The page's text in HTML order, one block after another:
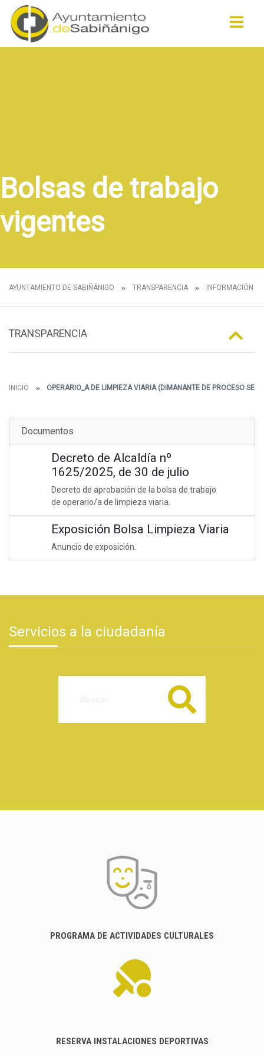
Bolsas de trabajo
vigentes
AYUNTAMIENTO DE SABIÑÁNIGO TRANSPARENCIA INFORMACIÓN
TRANSPARENCIA
INICIO OPERARIO_A DE LIMPIEZA VIARIA (DIMANANTE DE PROCESO
Documentos
Decreto de Alcaldía nº
1625/2025, de 30 de julio
Decreto de aprobación de la bolsa de trabajo
de operario/a de limpieza viaria.
Exposición Bolsa Limpieza Viaria
Anuncio de exposición.
Servicios a la ciudadanía
Buscar
PROGRAMA DE ACTIVIDADES CULTURALES
RESERVA INSTALACIONES DEPORTIVAS